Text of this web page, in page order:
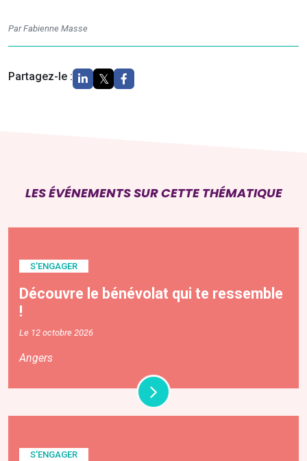
Par Fabienne Masse
Partagez-le :
LES ÉVÉNEMENTS SUR CETTE THÉMATIQUE
S'ENGAGER
Découvre le bénévolat qui te ressemble
!
Le 12 octobre 2026
Angers
S'ENGAGER